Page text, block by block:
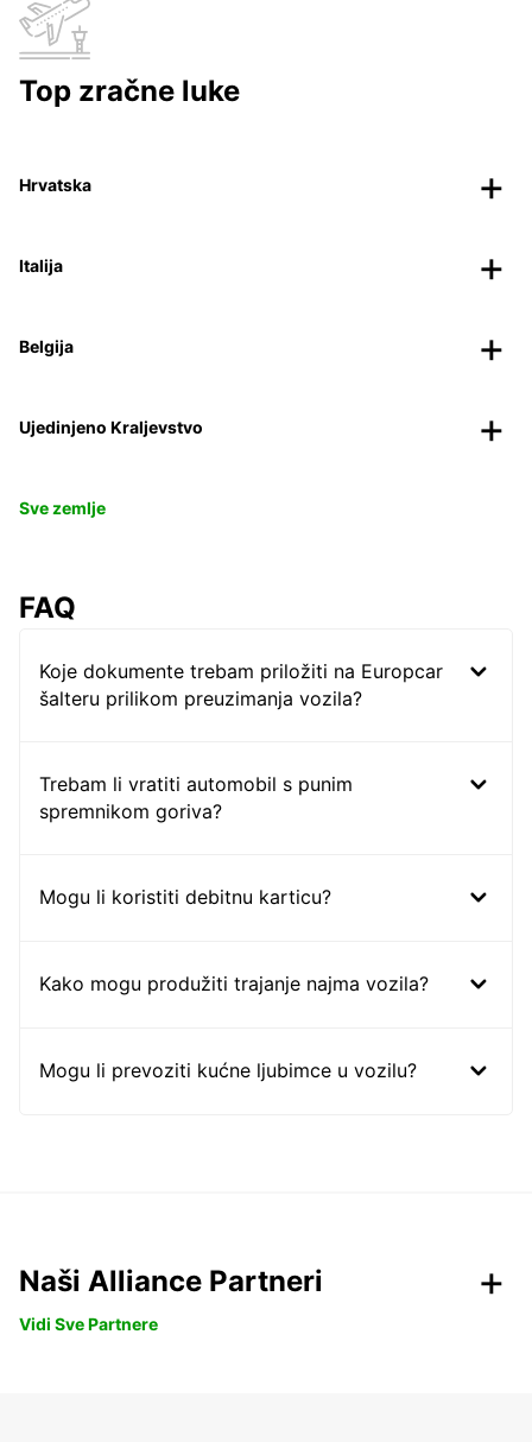
Top zračne luke
Hrvatska
Italija
Belgija
Ujedinjeno Kraljevstvo
Sve zemlje
FAQ
Koje dokumente trebam priložiti na Europcar
šalteru prilikom preuzimanja vozila?
Trebam li vratiti automobil s punim
spremnikom goriva?
Mogu li koristiti debitnu karticu?
Kako mogu produžiti trajanje najma vozila?
Mogu li prevoziti kućne ljubimce u vozilu?
Naši Alliance Partneri
Vidi Sve Partnere